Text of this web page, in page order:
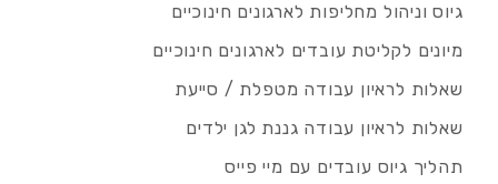
גיוס וניהול מחליפות לארגונים חינוכיים
מיונים לקליטת עובדים לארגונים חינוכיים
שאלות לראיון עבודה מטפלת / סייעת
שאלות לראיון עבודה גננת לגן ילדים
תהליך גיוס עובדים עם מיי פייס